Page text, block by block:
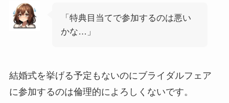
「特典目当てで参加するのは悪い
かな…」
結婚式を挙げる予定もないのにブライダルフェア
に参加するのは倫理的によろしくないです。